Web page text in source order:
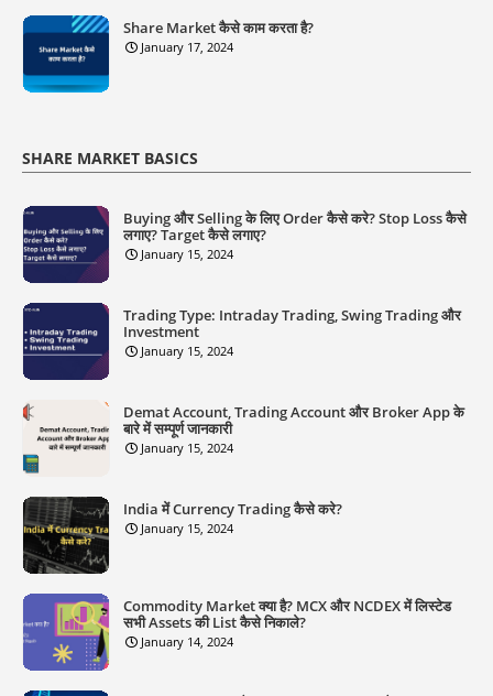
Share Market कैसे काम करता है?
January 17, 2024
SHARE MARKET BASICS
Buying और Selling के लिए Order कैसे करे? Stop Loss कैसे
लगाए? Target कैसे लगाए?
January 15, 2024
Trading Type: Intraday Trading, Swing Trading और
Investment
January 15, 2024
Demat Account, Trading Account और Broker App के
बारे में सम्पूर्ण जानकारी
January 15, 2024
India में Currency Trading कैसे करे?
January 15, 2024
Commodity Market क्या है? MCX और NCDEX में लिस्टेड
सभी Assets की List कैसे निकाले?
January 14, 2024